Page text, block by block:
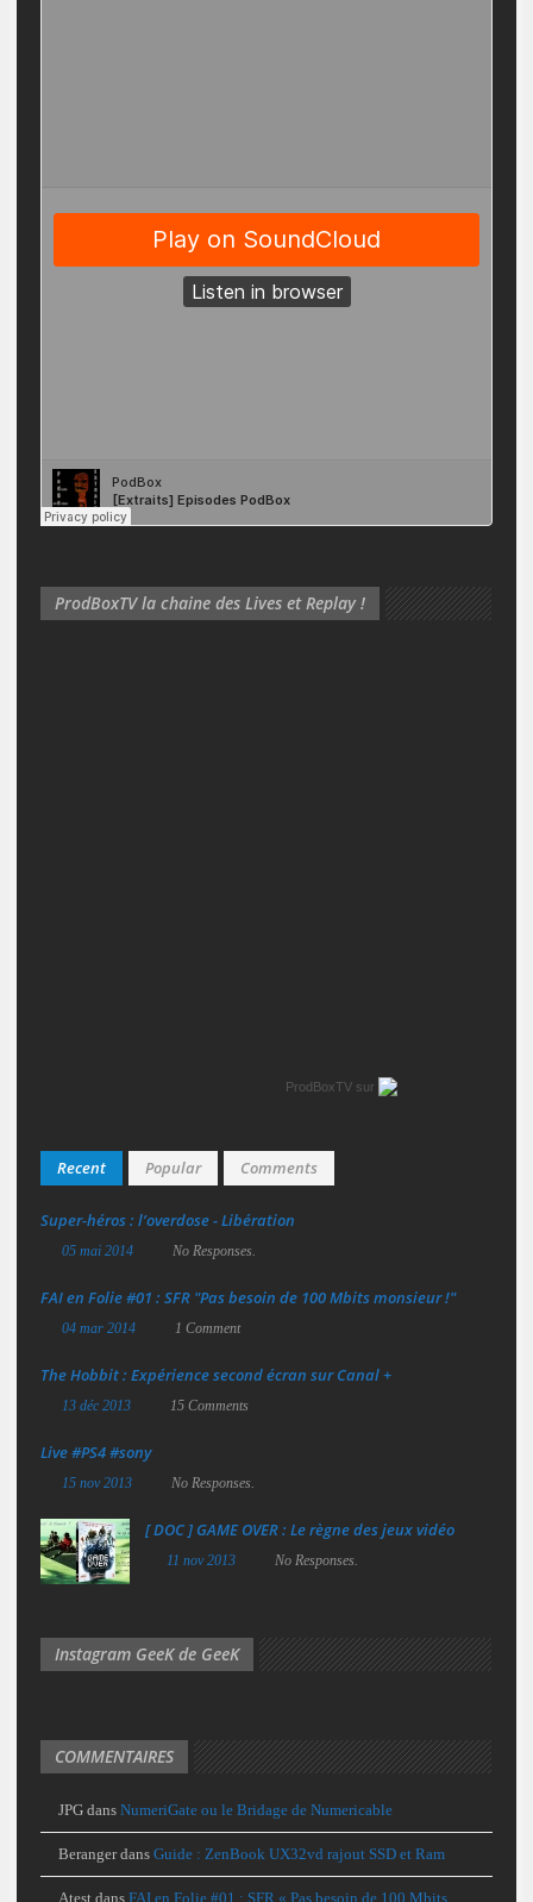
ProdBoxTV la chaine des Lives et Replay !
ProdBoxTV sur
Recent Popular Comments
Super‑héros : l’overdose - Libération
05 mai 2014 No Responses.
FAI en Folie #01 : SFR "Pas besoin de 100 Mbits monsieur !"
04 mar 2014 1 Comment
The Hobbit : Expérience second écran sur Canal +
13 déc 2013 15 Comments
Live #PS4 #sony
15 nov 2013 No Responses.
[ DOC ] GAME OVER : Le règne des jeux vidéo
11 nov 2013 No Responses.
Instagram GeeK de GeeK
COMMENTAIRES
JPG dans NumeriGate ou le Bridage de Numericable
Berangerdans Guide : ZenBook UX32vd rajout SSD et Ram
Atest dans FAI en Folie #01 : SFR « Pas besoin de 100 Mbits